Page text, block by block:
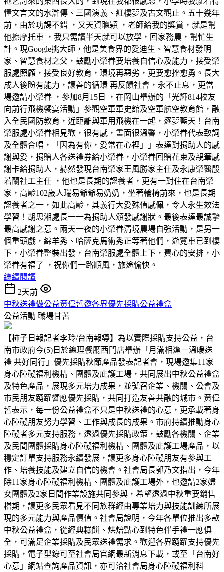
懂文言文的水滸傳、三國演義、紅樓夢及古文觀止。五十幾年
前，由於功課不錯 ，又天資聰穎 ，老師給我的獎賞，就是幫
他擦摩托車 ，我只需讀半天就可以放學，回家務農，幫忙生
計。現Google挑大師，他是美食界的愛迪生、智慧食材發明
家、智慧食材之父，鼓勵小榮眷要培養自信心及能力，接受榮
服處照顧，接受良好教育，環境再惡劣，更要愈挫愈勇。長大
成人後盼有能力，讓善的循環 再反饋社會，永不止息，更當
場邀請小榮眷 ，參加8月15日 ，在岡山舉辦的「光輝814校友
向前行飛機饗宴活動」參觀空軍軍史舘及空軍航空教育館，融
入全民國防教育，近距離與軍用飛機在一起，逐夢藍天！台南
榮服處小榮眷相見歡，很有感，畫面很溫馨，小榮眷代表致詞
及全體合唱，「因為有你，愛常在心裡」」表達對捐助人的感
謝與愛，捐贈人各送禮券給小榮眷，小榮眷回贈花束及親筆感
謝卡給捐助人，赫然發現台南榮家王風勝家主任及永康榮醫殷
若蘭社工主任 ，他也是長期的認養者，更有一對住在台南榮
家，高齡102歲人瑞易爺爺易奶奶，坐著輪椅前來，也是長期
認養者之一，如此高齡，其義行大愛殊值感佩，令人永生效法
學習！胡思湘處長一一為捐助人頒發感謝狀。最後表達最誠摯
最高感謝之意。兩天一夜的小榮眷清境農場自強活動，是另一
個重頭戲，綿羊秀、哈薩克馬術秀正等著他們，遊覽車已到樓
下，小榮眷整裝出發，台南榮服處全體上下，費心的安排，小
榮眷有福了 ，祝你們一路順風，旅途愉快。
繼續閱讀
2天前
中秋送禮做公益黃偉哲邀各界優先採購公益禮盒
公益活動 職場甘苦
【柿子日報記者李玲/台南報導】為以實際採購支持公益，台
南市政府今(5)日於總理餐廳西門店舉辦「月滿相逢－溫暖送
禮 共好同行」優先採購秋節產品發表記者會，現場邀集11家
身心障礙福利機構、團體及庇護工場，共同展出中秋公益禮盒
及特色產品，展現多元培力成果，並號召企業、機關、公會及
市民朋友踴躍響應優先採購，共同打造友善共融的城市。黃偉
哲表示，每一份公益禮盒不只是中秋送禮的心意，更承載著身
心障礙朋友努力學習、工作與成長的成果。市府持續推動身心
障礙者多元支持服務，透過優先採購政策，鼓勵各機關、企業
及民間團體採購身心障礙福利機構、團體及庇護工場產品，以
穩定訂單支持服務永續發展，讓更多身心障礙朋友有參與工
作、培養技能及建立自信的機會。社會局長郭乃文指出，今年
除11家身心障礙福利機構、團體及庇護工場外，也邀請2家婦
女團體及2家日間作業設施共同參與，希望透過中秋重要銷售
檔期，讓更多民眾看見不同族群經由專業培力與技能訓練所展
現的多元能力與產品價值。社會局說明，今年各單位推出多款
中秋公益禮盒，從經典糕餅、烘焙點心到特色伴手禮一應俱
全，可滿足企業採購及民眾送禮需求。歡迎各界踴躍支持優先
採購，電子型錄可至社會局官網最新消息下載，或至「台南好
心意」網站查詢產品資訊，亦可洽社會局身心障礙福利科